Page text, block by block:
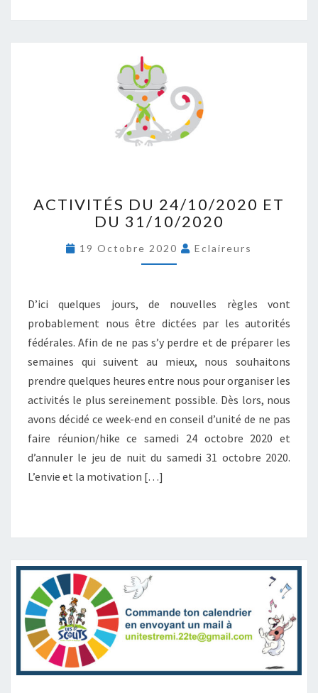
C
T
V
I
D
U
4
1
0
/
2
0
2
U
/
1
0
2
ACTIVITÉS DU 24/10/2020 ET
DU 31/10/2020
19 Octobre 2020 Eclaireurs
D’ici quelques jours, de nouvelles règles vont
probablement nous être dictées par les autorités
fédérales. Afin de ne pas s’y perdre et de préparer les
semaines qui suivent au mieux, nous souhaitons
prendre quelques heures entre nous pour organiser les
activités le plus sereinement possible. Dès lors, nous
avons décidé ce week-end en conseil d’unité de ne pas
faire réunion/hike ce samedi 24 octobre 2020 et
d’annuler le jeu de nuit du samedi 31 octobre 2020.
L’envie et la motivation […]